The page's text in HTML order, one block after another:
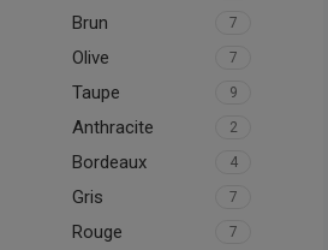
Brun 7
Olive 7
Taupe 9
Anthracite 2
Bordeaux 4
Gris 7
Rouge 7